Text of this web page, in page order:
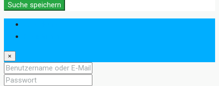
Suche speichern
×